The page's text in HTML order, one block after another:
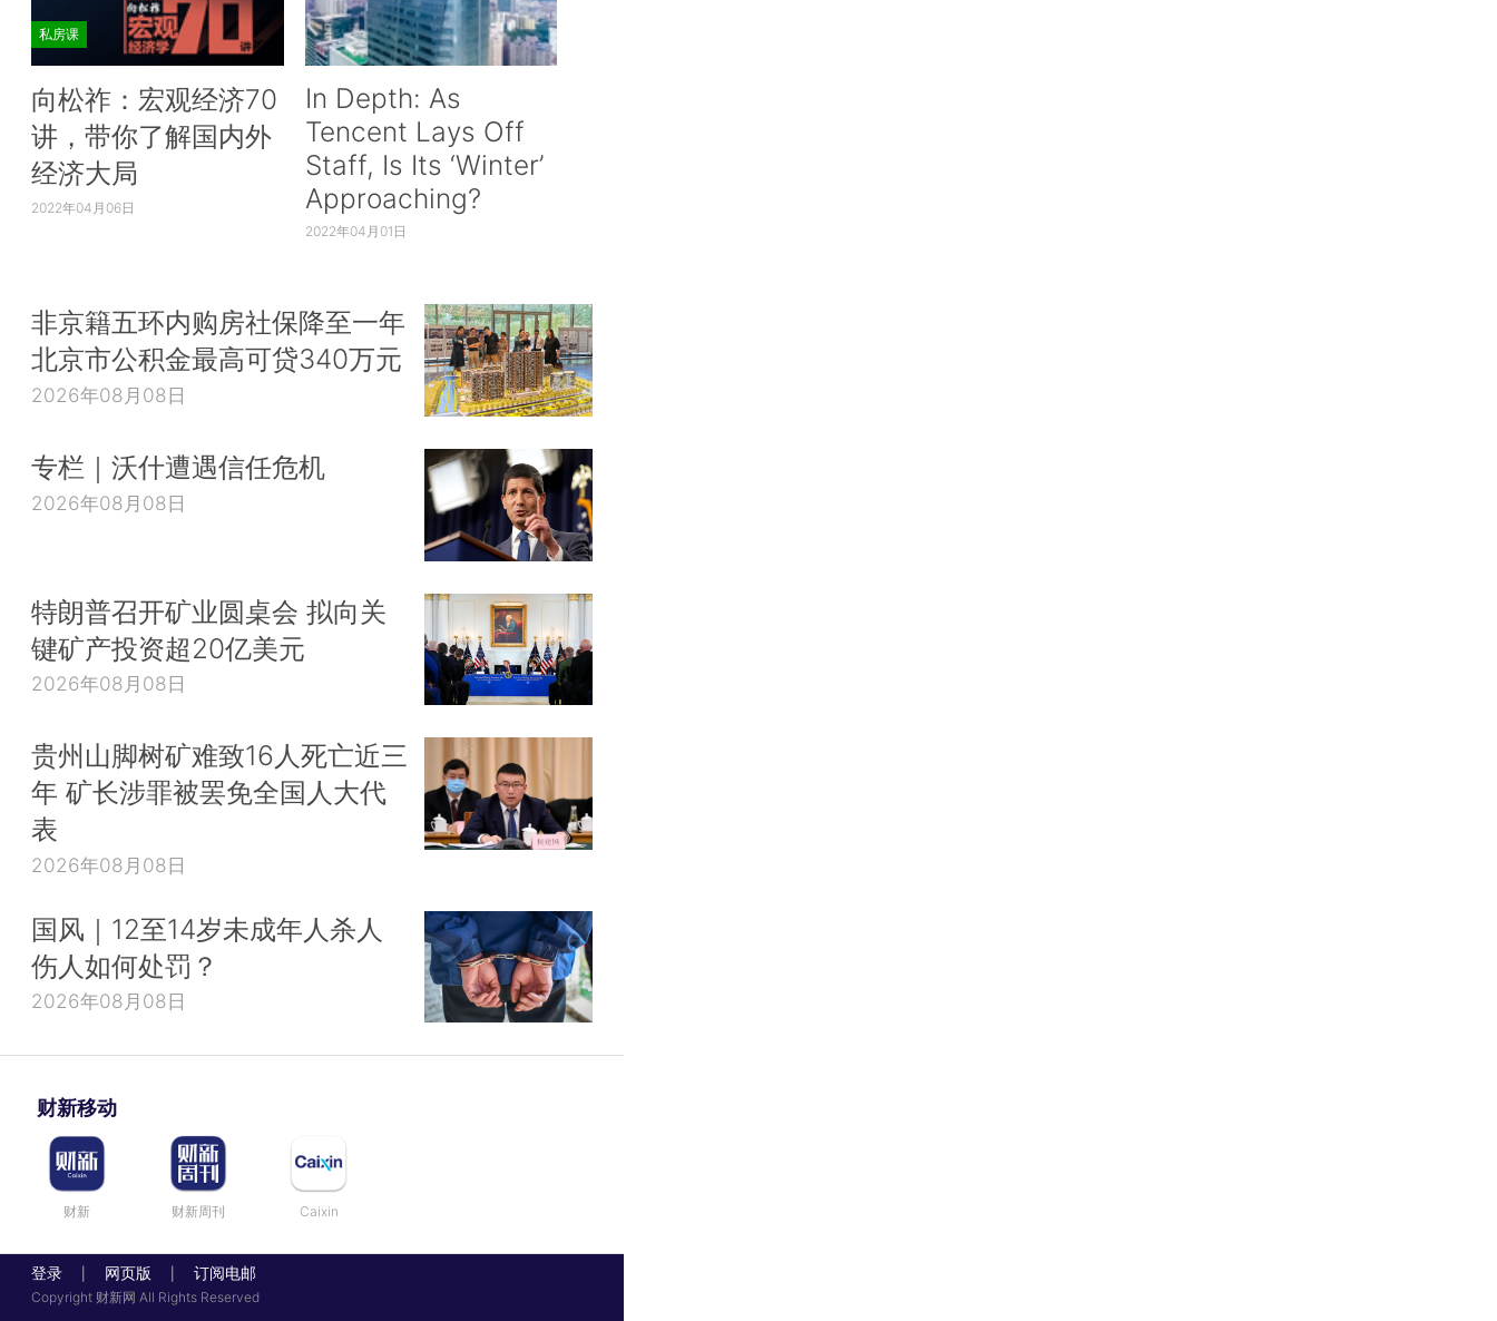
私房课
向松祚：宏观经济70
讲，带你了解国内外
经济大局
2022年04月06日
In Depth: As
Tencent Lays Off
Staff, Is Its ‘Winter’
Approaching?
2022年04月01日
非京籍五环内购房社保降至一年
北京市公积金最高可贷340万元
2026年08月08日
专栏｜沃什遭遇信任危机
2026年08月08日
特朗普召开矿业圆桌会 拟向关
键矿产投资超20亿美元
2026年08月08日
贵州山脚树矿难致16人死亡近三
年 矿长涉罪被罢免全国人大代
表
2026年08月08日
国风｜12至14岁未成年人杀人
伤人如何处罚？
2026年08月08日
财新移动
财新 财新周刊 Caixin
登录 网页版 订阅电邮
Copyright 财新网 All Rights Reserved